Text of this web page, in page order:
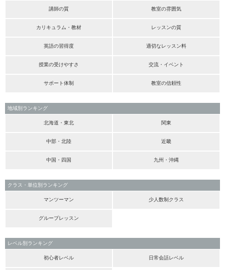
講師の質 教室の雰囲気
カリキュラム・教材 レッスンの質
英語の習得度 適切なレッスン料
授業の受けやすさ 交流・イベント
サポート体制 教室の信頼性
地域別ランキング
北海道・東北 関東
中部・北陸 近畿
中国・四国 九州・沖縄
クラス・単位別ランキング
マンツーマン 少人数制クラス
グループレッスン
レベル別ランキング
初心者レベル 日常会話レベル